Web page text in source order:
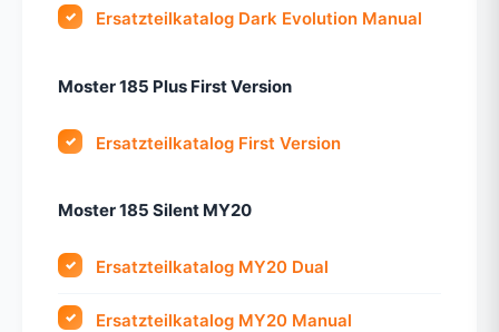
Ersatzteilkatalog Dark Evolution Manual
Moster 185 Plus First Version
Ersatzteilkatalog First Version
Moster 185 Silent MY20
Ersatzteilkatalog MY20 Dual
Ersatzteilkatalog MY20 Manual